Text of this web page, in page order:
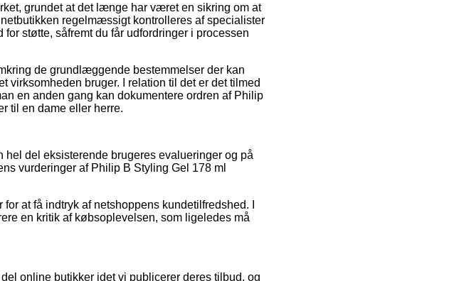
grundet at det længe har været en sikring om at
regelmæssigt kontrolleres af specialister
støtte, såfremt du får udfordringer i processen
de grundlæggende bestemmelser der kan
virksomheden bruger. I relation til det er det tilmed
en anden gang kan dokumentere ordren af Philip
til en dame eller herre.
del eksisterende brugeres evalueringer og på
vurderinger af Philip B Styling Gel 178 ml
at få indtryk af netshoppens kundetilfredshed. I
en kritik af købsoplevelsen, som ligeledes må
online butikker idet vi publicerer deres tilbud, og